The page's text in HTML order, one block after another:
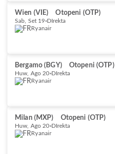
Wien (VIE) Otopeni (OTP)
Sab, Set 19 DIrekta
Ryanair
Bergamo (BGY) Otopeni (OTP)
Huw, Ago 20 DIrekta
Ryanair
Milan (MXP) Otopeni (OTP)
Huw, Ago 20 DIrekta
Ryanair